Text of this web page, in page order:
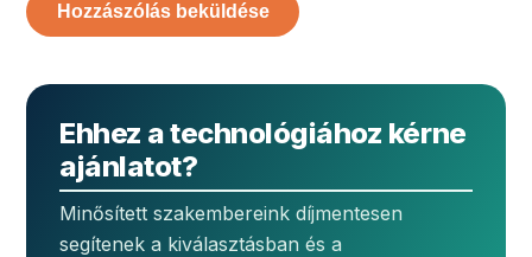
Ehhez a technológiához kérne
ajánlatot?
Minősített szakembereink díjmentesen
segítenek a kiválasztásban és a